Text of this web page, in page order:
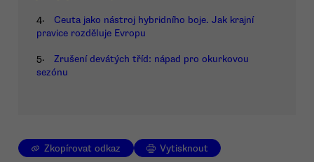
4.
Ceuta jako nástroj hybridního boje. Jak krajní
pravice rozděluje Evropu
5.
Zrušení devátých tříd: nápad pro okurkovou
sezónu
Zkopírovat odkaz Vytisknout